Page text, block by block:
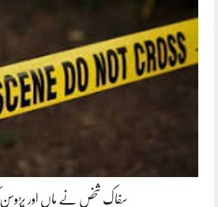
سفاک شخص نے ماں اور پڑوسن